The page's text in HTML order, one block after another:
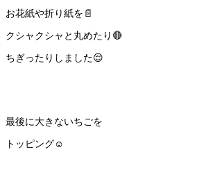
お花紙や折り紙を📄
クシャクシャと丸めたり🔴
ちぎったりしました😌
最後に大きないちごを
トッピング☺️